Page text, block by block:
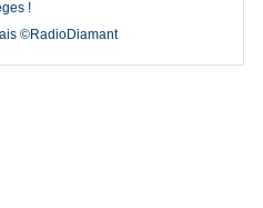
!
©RadioDiamant